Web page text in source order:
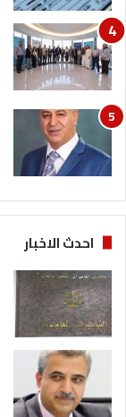
احدث الاخبار